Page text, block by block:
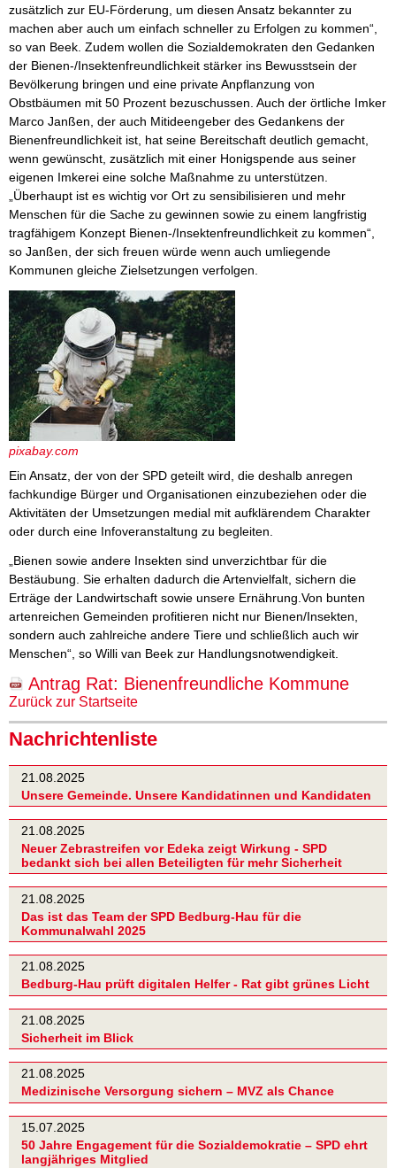
zusätzlich zur EU-Förderung, um diesen Ansatz bekannter zu
machen aber auch um einfach schneller zu Erfolgen zu kommen“,
so van Beek. Zudem wollen die Sozialdemokraten den Gedanken
der Bienen-/Insektenfreundlichkeit stärker ins Bewusstsein der
Bevölkerung bringen und eine private Anpflanzung von
Obstbäumen mit 50 Prozent bezuschussen. Auch der örtliche Imker
Marco Janßen, der auch Mitideengeber des Gedankens der
Bienenfreundlichkeit ist, hat seine Bereitschaft deutlich gemacht,
wenn gewünscht, zusätzlich mit einer Honigspende aus seiner
eigenen Imkerei eine solche Maßnahme zu unterstützen.
„Überhaupt ist es wichtig vor Ort zu sensibilisieren und mehr
Menschen für die Sache zu gewinnen sowie zu einem langfristig
tragfähigem Konzept Bienen-/Insektenfreundlichkeit zu kommen“,
so Janßen, der sich freuen würde wenn auch umliegende
Kommunen gleiche Zielsetzungen verfolgen.
pixabay.com
Ein Ansatz, der von der SPD geteilt wird, die deshalb anregen
fachkundige Bürger und Organisationen einzubeziehen oder die
Aktivitäten der Umsetzungen medial mit aufklärendem Charakter
oder durch eine Infoveranstaltung zu begleiten.
„Bienen sowie andere Insekten sind unverzichtbar für die
Bestäubung. Sie erhalten dadurch die Artenvielfalt, sichern die
Erträge der Landwirtschaft sowie unsere Ernährung.Von bunten
artenreichen Gemeinden profitieren nicht nur Bienen/Insekten,
sondern auch zahlreiche andere Tiere und schließlich auch wir
Menschen“, so Willi van Beek zur Handlungsnotwendigkeit.
Antrag Rat: Bienenfreundliche Kommune
Zurück zur Startseite
Nachrichtenliste
21.08.2025
Unsere Gemeinde. Unsere Kandidatinnen und Kandidaten
21.08.2025
Neuer Zebrastreifen vor Edeka zeigt Wirkung - SPD
bedankt sich bei allen Beteiligten für mehr Sicherheit
21.08.2025
Das ist das Team der SPD Bedburg-Hau für die
Kommunalwahl 2025
21.08.2025
Bedburg-Hau prüft digitalen Helfer - Rat gibt grünes Licht
21.08.2025
Sicherheit im Blick
21.08.2025
Medizinische Versorgung sichern – MVZ als Chance
15.07.2025
50 Jahre Engagement für die Sozialdemokratie – SPD ehrt
langjähriges Mitglied